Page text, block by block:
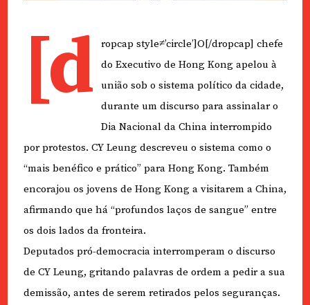
[d
ropcap style≠’circle’]O[/dropcap] chefe
do Executivo de Hong Kong apelou à
união sob o sistema político da cidade,
durante um discurso para assinalar o
Dia Nacional da China interrompido
por protestos. CY Leung descreveu o sistema como o
“mais benéfico e prático” para Hong Kong. Também
encorajou os jovens de Hong Kong a visitarem a China,
afirmando que há “profundos laços de sangue” entre
os dois lados da fronteira.
Deputados pró-democracia interromperam o discurso
de CY Leung, gritando palavras de ordem a pedir a sua
demissão, antes de serem retirados pelos seguranças.